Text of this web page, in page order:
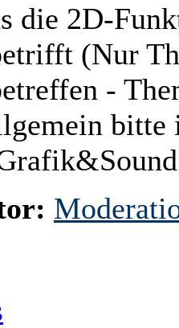
die 2D-
(Nur
-
bitte